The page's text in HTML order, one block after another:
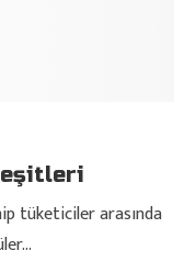
tüketiciler arasında